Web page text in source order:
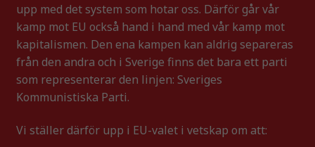
upp med det system som hotar oss. Därför går vår
kamp mot EU också hand i hand med vår kamp mot
kapitalismen. Den ena kampen kan aldrig separeras
från den andra och i Sverige finns det bara ett parti
som representerar den linjen: Sveriges
Kommunistiska Parti.
Vi ställer därför upp i EU-valet i vetskap om att: